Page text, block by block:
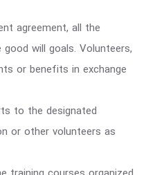
agreement, all the
will goals. Volunteers,
or benefits in exchange
to the designated
or other volunteers as